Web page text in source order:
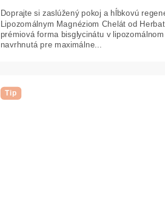
z
5
hviezdičiek.
Doprajte si zaslúžený pokoj a hĺbkovú
Lipozomálnym Magnéziom Chelát od
prémiová forma bisglycinátu v
navrhnutá pre maximálne...
Tip